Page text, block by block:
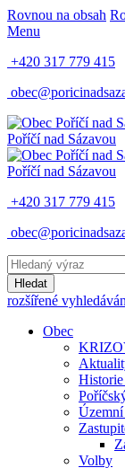
Rovnou na obsah
Menu
+420 317 779 415
Poříčí nad Sázavou
Poříčí nad Sázavou
+420 317 779 415
Hledat
rozšířené
Obec
Historie
Volby